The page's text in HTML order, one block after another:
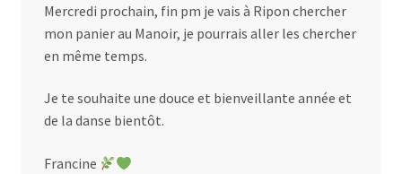
Mercredi prochain, fin pm je vais à Ripon chercher
mon panier au Manoir, je pourrais aller les chercher
en même temps.
Je te souhaite une douce et bienveillante année et
de la danse bientôt.
Francine